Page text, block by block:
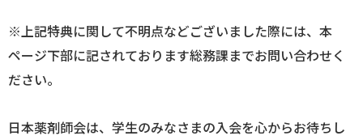
※上記特典に関して不明点などございました際には、本
ページ下部に記されております総務課までお問い合わせく
ださい。
日本薬剤師会は、学生のみなさまの入会を心からお待ちし